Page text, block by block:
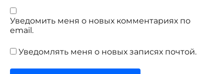
Уведомить меня о новых комментариях по
email.
Уведомлять меня о новых записях почтой.